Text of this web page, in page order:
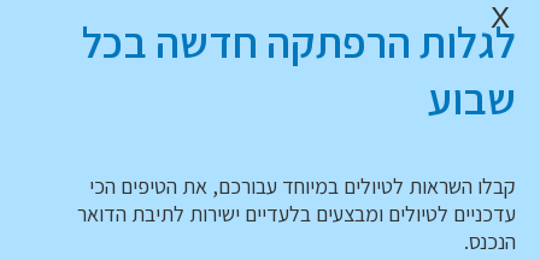
X
לגלות הרפתקה חדשה בכל
שבוע
קבלו השראות לטיולים במיוחד עבורכם, את הטיפים הכי
עדכניים לטיולים ומבצעים בלעדיים ישירות לתיבת הדואר
הנכנס.